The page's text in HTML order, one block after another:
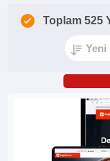
Toplam 525